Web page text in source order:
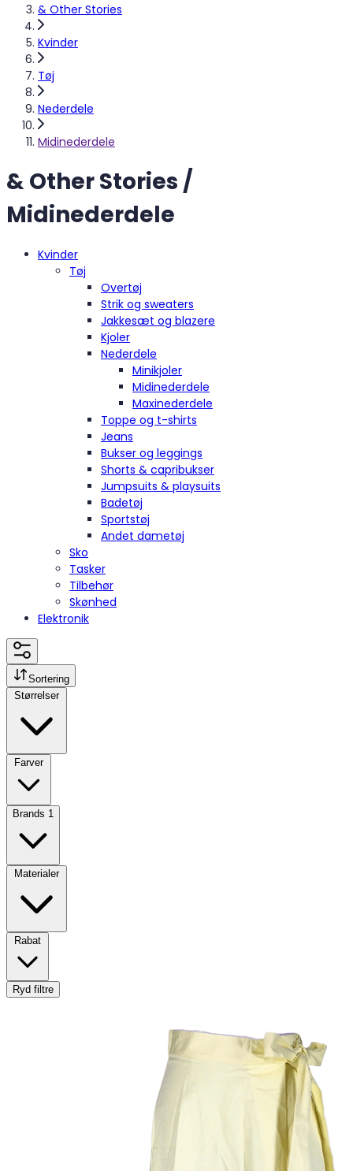
& Other Stories
Kvinder
Tøj
Nederdele
Midinederdele
& Other Stories /
Midinederdele
Kvinder
Tøj
Overtøj
Strik og sweaters
Jakkesæt og blazere
Kjoler
Nederdele
Minikjoler
Midinederdele
Maxinederdele
Toppe og t-shirts
Jeans
Bukser og leggings
Shorts & capribukser
Jumpsuits & playsuits
Badetøj
Sportstøj
Andet dametøj
Sko
Tasker
Tilbehør
Skønhed
Elektronik
Sortering
Størrelser
Farver
Brands 1
Materialer
Rabat
Ryd filtre